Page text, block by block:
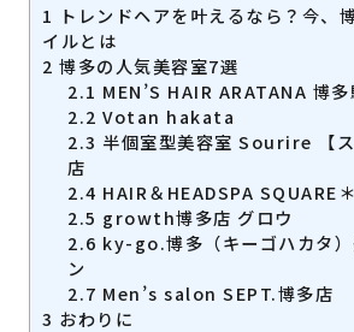
1 トレンドヘアを叶えるなら？今、
イルとは
2 博多の人気美容室7選
2.1 MEN’S HAIR ARATANA 博
2.2 Votan hakata
2.3 半個室型美容室 Sourire 【
店
2.4 HAIR＆HEADSPA SQUARE
2.5 growth博多店 グロウ
2.6 ky-go.博多（キーゴハカタ
ン
2.7 Men’s salon SEPT.博多店
3 おわりに